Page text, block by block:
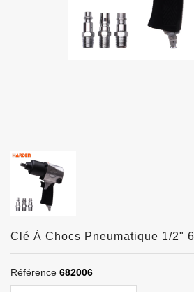
Clé À Chocs Pneumatique 1/2"
Référence 682006